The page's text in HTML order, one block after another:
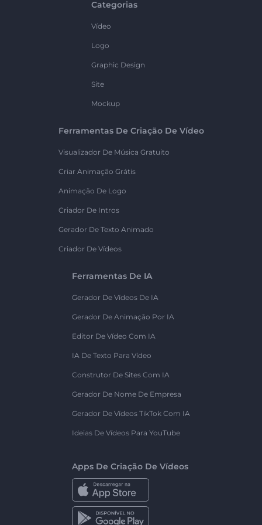
Categorias
Vídeo
Logo
Graphic Design
Site
Mockup
Ferramentas De Criação De Vídeo
Visualizador De Música Gratuito
Criar Animação Grátis
Animação De Logo
Criador De Intros
Gerador De Texto Animado
Criador De Vídeos
Ferramentas De IA
Gerador De Vídeos De IA
Gerador De Animação Por IA
Editor De Vídeo Com IA
IA De Texto Para Vídeo
Construtor De Sites Com IA
Gerador De Nome De Empresa
Gerador De Vídeos TikTok Com IA
Ideias De Vídeos Para YouTube
Apps De Criação De Vídeos